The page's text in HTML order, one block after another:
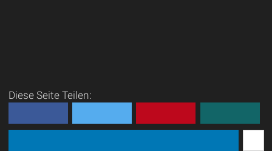
Diese Seite Teilen: